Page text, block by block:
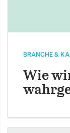
BRANCHE &
Wie